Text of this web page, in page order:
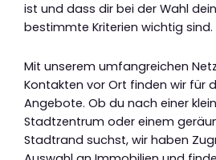
ist und dass dir bei der Wahl
bestimmte Kriterien wichtig sind.
Mit unserem umfangreichen
Kontakten vor Ort finden wir für
Angebote. Ob du nach einer
Stadtzentrum oder einem
Stadtrand suchst, wir haben